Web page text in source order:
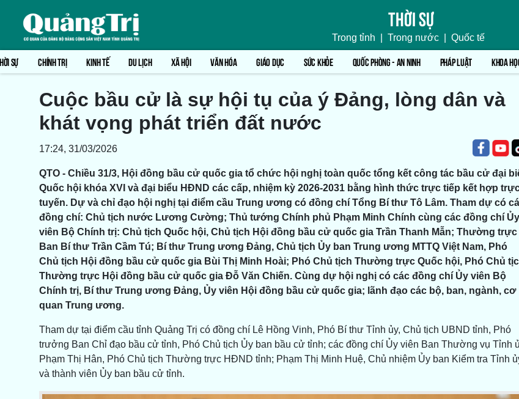
Thời sự
Trong tỉnh Trong nước Quốc tế
SỰ CHÍNH TRỊ KINH TẾ DU LỊCH XÃ HỘI VĂN HÓA GIÁO DỤC SỨC KHỎE QUỐC PHÒNG - AN NINH PHÁP LUẬT KHOA
Cuộc bầu cử là sự hội tụ của ý Đảng, lòng dân và
khát vọng phát triển đất nước
17:24, 31/03/2026
QTO - Chiều 31/3, Hội đồng bầu cử quốc gia tổ chức hội nghị toàn quốc tổng kết công tác bầu cử đại
Quốc hội khóa XVI và đại biểu HĐND các cấp, nhiệm kỳ 2026-2031 bằng hình thức trực tiếp kết hợp
tuyến. Dự và chỉ đạo hội nghị tại điểm cầu Trung ương có đồng chí Tổng Bí thư Tô Lâm. Tham dự có
đồng chí: Chủ tịch nước Lương Cường; Thủ tướng Chính phủ Phạm Minh Chính cùng các đồng chí Ủy
viên Bộ Chính trị: Chủ tịch Quốc hội, Chủ tịch Hội đồng bầu cử quốc gia Trần Thanh Mẫn; Thường trực
Ban Bí thư Trần Cầm Tú; Bí thư Trung ương Đảng, Chủ tịch Ủy ban Trung ương MTTQ Việt Nam, Phó
Chủ tịch Hội đồng bầu cử quốc gia Bùi Thị Minh Hoài; Phó Chủ tịch Thường trực Quốc hội, Phó Chủ
Thường trực Hội đồng bầu cử quốc gia Đỗ Văn Chiến. Cùng dự hội nghị có các đồng chí Ủy viên Bộ
Chính trị, Bí thư Trung ương Đảng, Ủy viên Hội đồng bầu cử quốc gia; lãnh đạo các bộ, ban, ngành, cơ
quan Trung ương.
Tham dự tại điểm cầu tỉnh Quảng Trị có đồng chí Lê Hồng Vinh, Phó Bí thư Tỉnh ủy, Chủ tịch UBND tỉnh, Phó
trưởng Ban Chỉ đạo bầu cử tỉnh, Phó Chủ tịch Ủy ban bầu cử tỉnh; các đồng chí Ủy viên Ban Thường vụ Tỉnh
Phạm Thị Hân, Phó Chủ tịch Thường trực HĐND tỉnh; Phạm Thị Minh Huệ, Chủ nhiệm Ủy ban Kiểm tra Tỉnh
và thành viên Ủy ban bầu cử tỉnh.